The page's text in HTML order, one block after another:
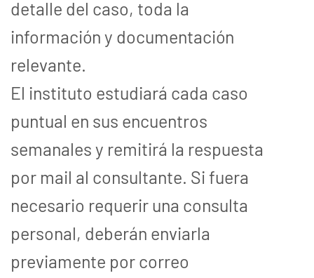
detalle del caso, toda la
información y documentación
relevante.
El instituto estudiará cada caso
puntual en sus encuentros
semanales y remitirá la respuesta
por mail al consultante. Si fuera
necesario requerir una consulta
personal, deberán enviarla
previamente por correo